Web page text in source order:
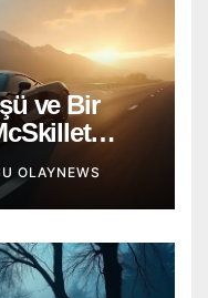
ve Bir
OLAYNEWS